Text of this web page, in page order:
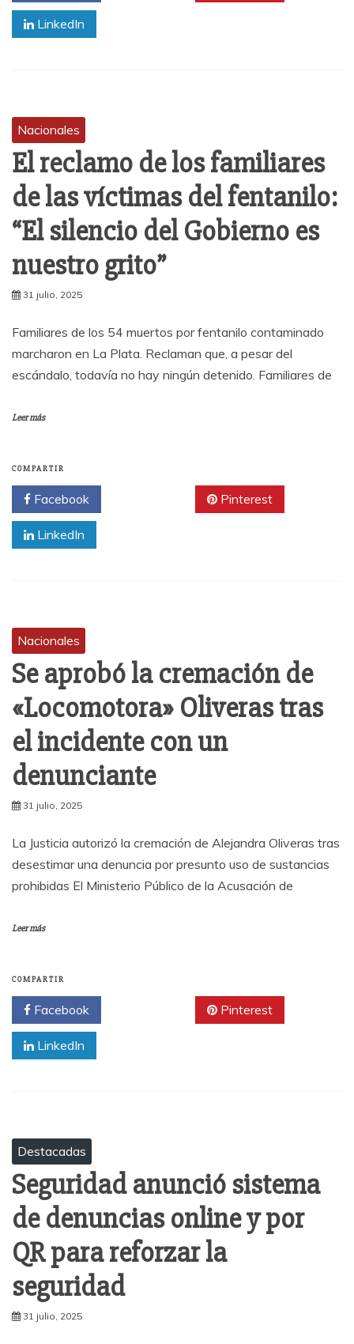
LinkedIn
Nacionales
El reclamo de los familiares
de las víctimas del fentanilo:
“El silencio del Gobierno es
nuestro grito”
31 julio, 2025
Familiares de los 54 muertos por fentanilo contaminado
marcharon en La Plata. Reclaman que, a pesar del
escándalo, todavía no hay ningún detenido. Familiares de
Leer más
COMPARTIR
Facebook Pinterest
LinkedIn
Nacionales
Se aprobó la cremación de
«Locomotora» Oliveras tras
el incidente con un
denunciante
31 julio, 2025
La Justicia autorizó la cremación de Alejandra Oliveras tras
desestimar una denuncia por presunto uso de sustancias
prohibidas El Ministerio Público de la Acusación de
Leer más
COMPARTIR
Facebook Pinterest
LinkedIn
Destacadas
Seguridad anunció sistema
de denuncias online y por
QR para reforzar la
seguridad
31 julio, 2025